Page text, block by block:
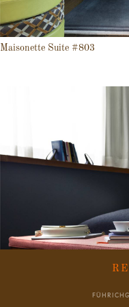
Maisonette Suite #803